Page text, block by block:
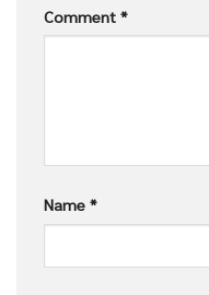
Comment *
Name *